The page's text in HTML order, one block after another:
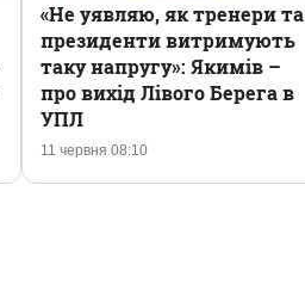
11 червня 08:10
«Не уявляю, як тренери та
президенти витримують
таку напругу»: Якимів –
про вихід Лівого Берега в
УПЛ